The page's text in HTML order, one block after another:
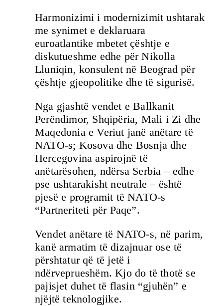
Harmonizimi i modernizimit ushtarak
me synimet e deklaruara
euroatlantike mbetet çështje e
diskutueshme edhe për Nikolla
Lluniqin, konsulent në Beograd për
çështje gjeopolitike dhe të sigurisë.
Nga gjashtë vendet e Ballkanit
Perëndimor, Shqipëria, Mali i Zi dhe
Maqedonia e Veriut janë anëtare të
NATO-s; Kosova dhe Bosnja dhe
Hercegovina aspirojnë të
anëtarësohen, ndërsa Serbia – edhe
pse ushtarakisht neutrale – është
pjesë e programit të NATO-s
“Partneriteti për Paqe”.
Vendet anëtare të NATO-s, në parim,
kanë armatim të dizajnuar ose të
përshtatur që të jetë i
ndërveprueshëm. Kjo do të thotë se
pajisjet duhet të flasin “gjuhën” e
njëjtë teknologjike.